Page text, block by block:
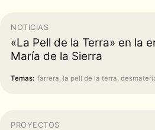
NOTICIAS
«La Pell de la Terra» en la
María de la Sierra
Temas: farrera, la pell de la terra,
PROYECTOS